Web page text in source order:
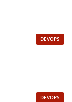
DEVOPS
DEVOPS